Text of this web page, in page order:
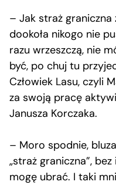
– Jak straż
dookoła nikogo nie
razu wrzeszczą, nie
być, po chuj tu
Człowiek Lasu, czyli
za swoją pracę
Janusza Korczaka.
– Moro spodnie,
„straż graniczna”,
mogę ubrać. I taki